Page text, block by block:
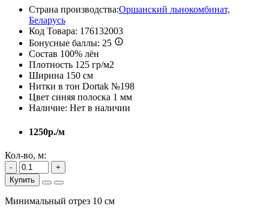
Страна производства:Оршанский льнокомбинат,
Беларусь
Код Товара: 176132003
Бонусные баллы: 25
Состав 100% лён
Плотность 125 гр/м2
Ширина 150 см
Нитки в тон Dortak №198
Цвет синяя полоска 1 мм
Наличие: Нет в наличии
1250р./м
Кол-во, м:
-
+
Купить
Минимальный отрез 10 см